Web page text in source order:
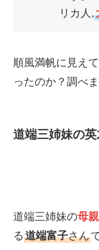
リカ人,
順風満帆に見え
ったのか？調べま
道端三姉妹の
道端三姉妹の母親
る道端富子さん